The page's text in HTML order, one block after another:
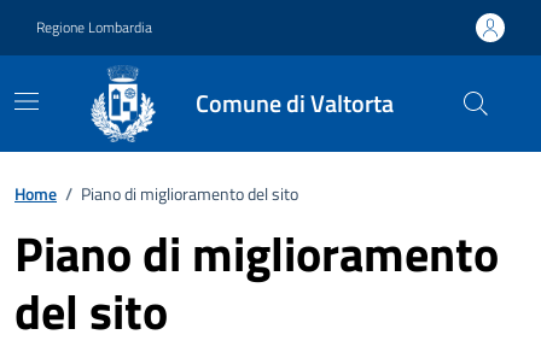
Regione Lombardia
Comune di Valtorta
Home / Piano di miglioramento del sito
Piano di miglioramento
del sito